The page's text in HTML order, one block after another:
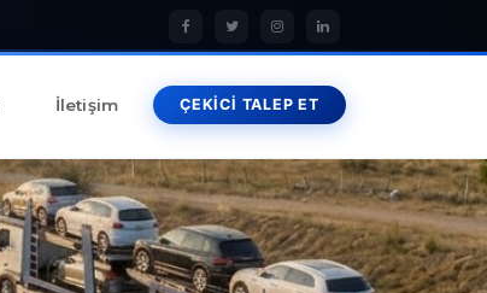
İletişim ÇEKİCİ TALEP ET